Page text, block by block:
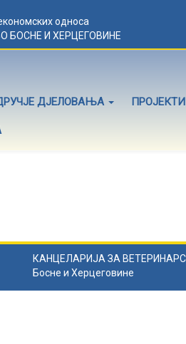
односа
БОСНЕ И ХЕРЦЕГОВИНЕ
ДЈЕЛОВАЊА ПРОЈЕКТИ
КАНЦЕЛАРИЈА ЗА
Босне и Херцеговине